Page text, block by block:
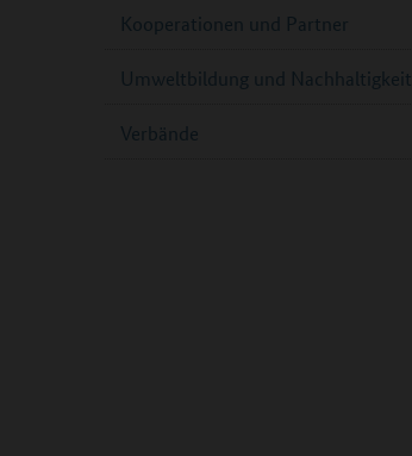
Kooperationen und Partner
Umweltbildung und Nachhaltigkeit
Verbände